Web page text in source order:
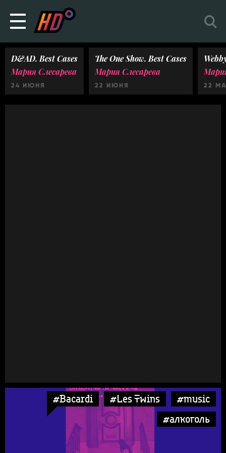
D&AD. Best Cases
Мария Слесарева
24 ИЮНЯ
The One Show. Best Cases
Мария Слесарева
22 ИЮНЯ 22
#Bacardi #Les Twins
#music
#алкоголь